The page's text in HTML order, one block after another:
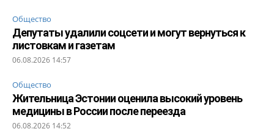
Общество
Депутаты удалили соцсети и могут вернуться к
листовкам и газетам
06.08.2026 14:57
Общество
Жительница Эстонии оценила высокий уровень
медицины в России после переезда
06.08.2026 14:52